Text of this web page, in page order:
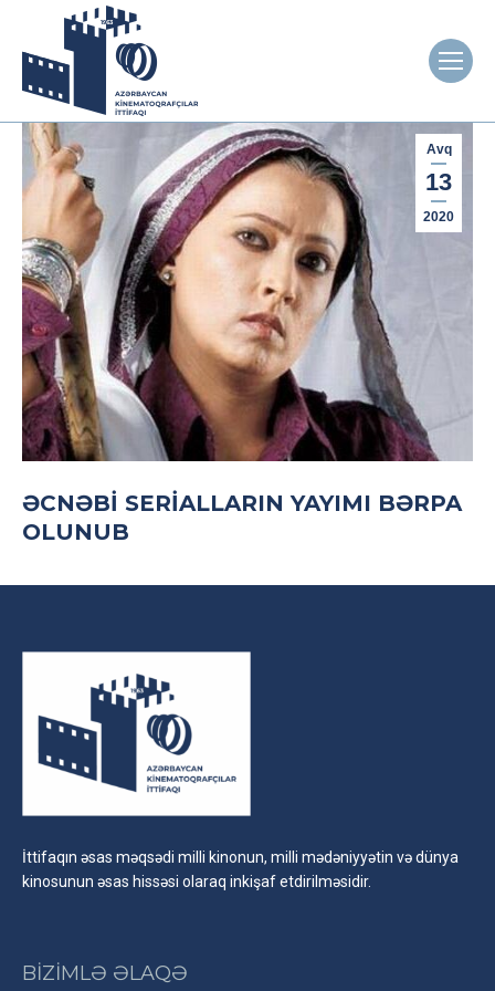
Avq
13
2020
ƏCNƏBI SERIALLARIN YAYIMI BƏRPA
OLUNUB
İttifaqın əsas məqsədi milli kinonun, milli mədəniyyətin və dünya
kinosunun əsas hissəsi olaraq inkişaf etdirilməsidir.
BİZİMLƏ ƏLAQƏ